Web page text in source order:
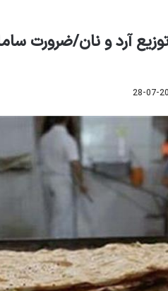
آرد و نان/ضرورت